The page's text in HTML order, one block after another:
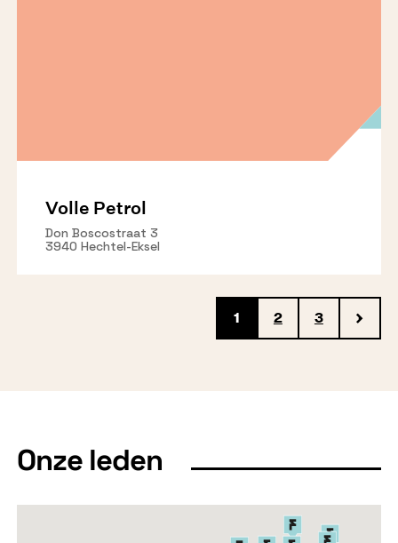
Volle Petrol
Don Boscostraat 3
3940 Hechtel-Eksel
1 2 3
Onze leden